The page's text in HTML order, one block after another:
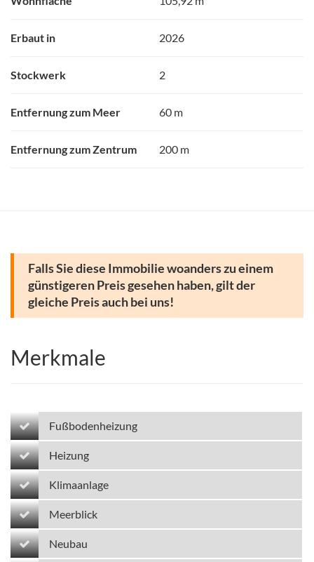
Erbaut in 2026
Stockwerk 2
Entfernung zum Meer 60 m
Entfernung zum Zentrum 200 m
Falls Sie diese Immobilie woanders zu einem
günstigeren Preis gesehen haben, gilt der
gleiche Preis auch bei uns!
Merkmale
Fußbodenheizung
Heizung
Klimaanlage
Meerblick
Neubau